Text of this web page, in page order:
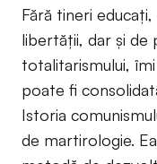
Fără tineri
libertății, dar și de
totalitarismului,
poate fi
Istoria
de martirologie.